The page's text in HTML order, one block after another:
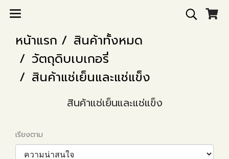
หน้าแรก
สินค้าทั้งหมด
วัตถุดิบเบเกอรี่
สินค้าแช่เย็นและแช่แข็ง
สินค้าแช่เย็นและแช่แข็ง
เรียงตาม